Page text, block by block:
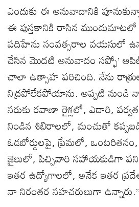
ఎందుకు ఈ అనువాదానికి
ఈ పుస్తకానికి రాసిన
పదిహేను సంవత్సరాల వయసులో
చేసిన మొదటి అనువాదం సప్ఫో’
చాలా ఉత్సాహ పరిచింది. నేను
నిద్రపోలేకపోయాను. అప్పటి
సరుకు రవాణా రైళ్లలో, ఎడారి,
నిండిన శిబిరాలలో, మంచుతో
ఓడబోర్డులపై, ప్రేమలో,
జైలులో, పిచ్చివారి సహాయకుడిగా
ఇతర ఉద్యోగాలలో, అనేక ఇతర
నా నిరంతర సహచరులుగా ఉన్నారు.”